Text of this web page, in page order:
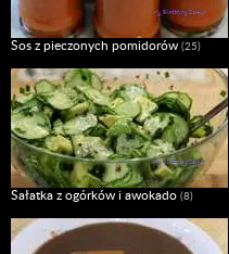
Sos z pieczonych pomidorów (25)
Sałatka z ogórków i awokado (8)